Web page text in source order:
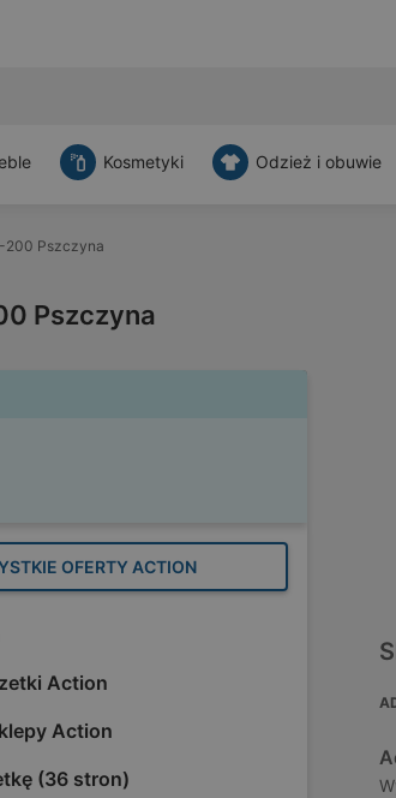
Kosmetyki Odzież i obuwie
200 Pszczyna
Pszczyna
OFERTY ACTION
Action
Action
(36 stron)